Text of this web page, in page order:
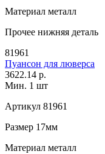
Материал металл
Прочее нижняя деталь
81961
Пуансон для люверса
3622.14 р.
Мин. 1 шт
Артикул 81961
Размер 17мм
Материал металл